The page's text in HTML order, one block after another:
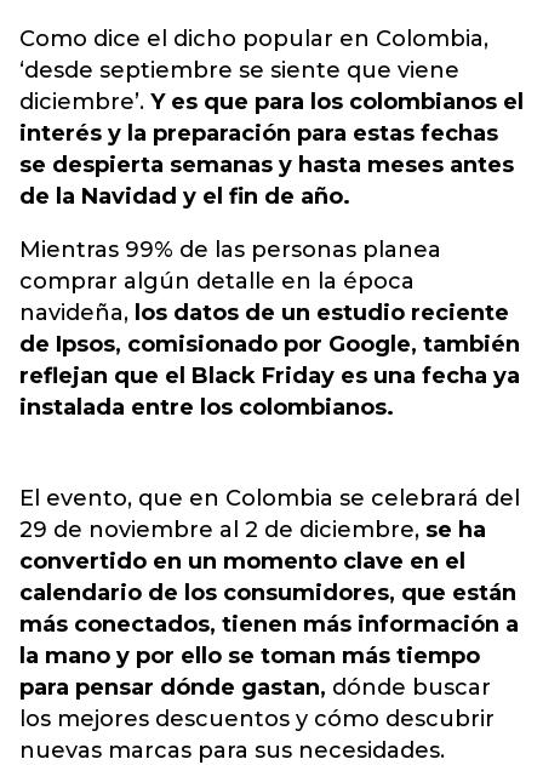
Como dice el dicho popular en Colombia,
‘desde septiembre se siente que viene
diciembre’. Y es que para los colombianos el
interés y la preparación para estas fechas
se despierta semanas y hasta meses antes
de la Navidad y el fin de año.
Mientras 99% de las personas planea
comprar algún detalle en la época
navideña, los datos de un estudio reciente
de Ipsos, comisionado por Google, también
reflejan que el Black Friday es una fecha ya
instalada entre los colombianos.
El evento, que en Colombia se celebrará del
29 de noviembre al 2 de diciembre, se ha
convertido en un momento clave en el
calendario de los consumidores, que están
más conectados, tienen más información a
la mano y por ello se toman más tiempo
para pensar dónde gastan, dónde buscar
los mejores descuentos y cómo descubrir
nuevas marcas para sus necesidades.